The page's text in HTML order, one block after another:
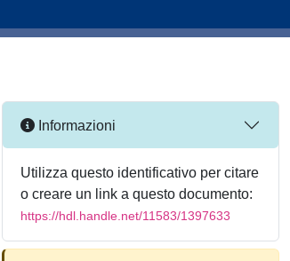
Informazioni
Utilizza questo identificativo per citare
o creare un link a questo documento:
https://hdl.handle.net/11583/1397633